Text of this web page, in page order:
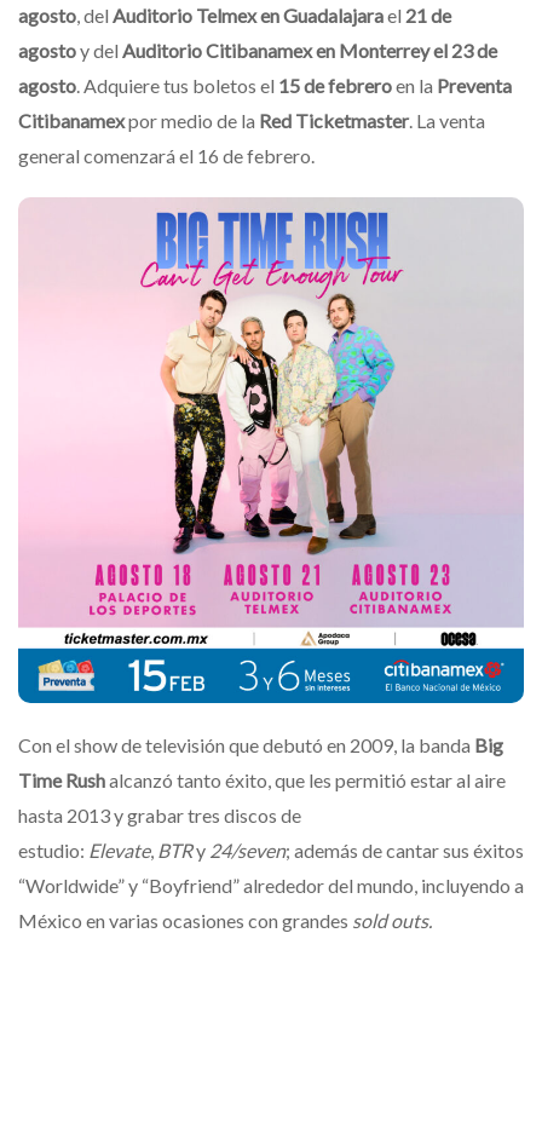
agosto, del Auditorio Telmex enGuadalajarael 21 de
agostoy del Auditorio Citibanamex en Monterrey el 23 de
agosto. Adquiere tus boletos el 15 de febreroen la Preventa
Citibanamexpor medio de la Red Ticketmaster. La venta
general comenzará el 16 de febrero.
Con el show de televisión que debutó en 2009, la banda Big
Time Rushalcanzó tanto éxito, que les permitió estar al aire
hasta 2013 y grabar tres discos de
estudio: Elevate, BTRy 24/seven; además de cantar sus éxitos
“Worldwide” y “Boyfriend” alrededor del mundo, incluyendo a
México en varias ocasiones con grandes sold outs.